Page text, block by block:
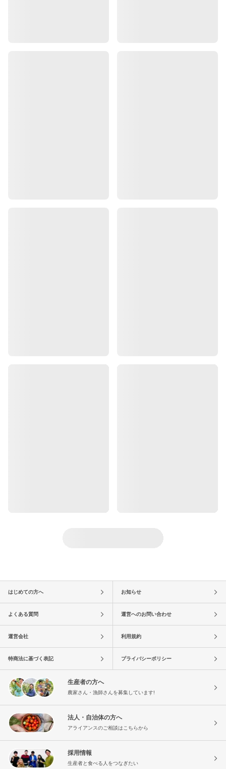
はじめての方へ お知らせ
よくある質問 運営へのお問い合わせ
運営会社 利用規約
特商法に基づく表記 プライバシーポリシー
生産者の方へ
農家さん・漁師さんを募集しています!
法人・自治体の方へ
アライアンスのご相談はこちらから
採用情報
生産者と食べる人をつなぎたい